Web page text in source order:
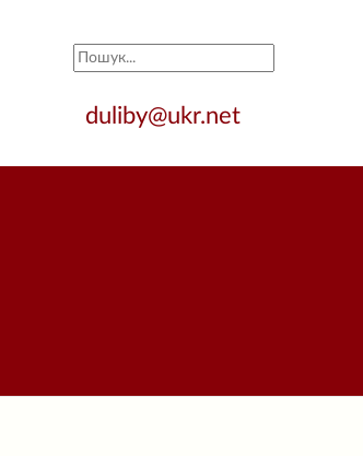
duliby@ukr.net